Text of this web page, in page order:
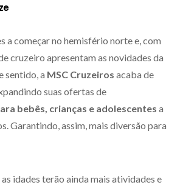
a começar no hemisfério norte e, com
cruzeiro apresentam as novidades da
sentido, a MSC Cruzeiros acaba de
suas ofertas de
bebês, crianças e adolescentes a
Garantindo, assim, mais diversão para
idades terão ainda mais atividades e